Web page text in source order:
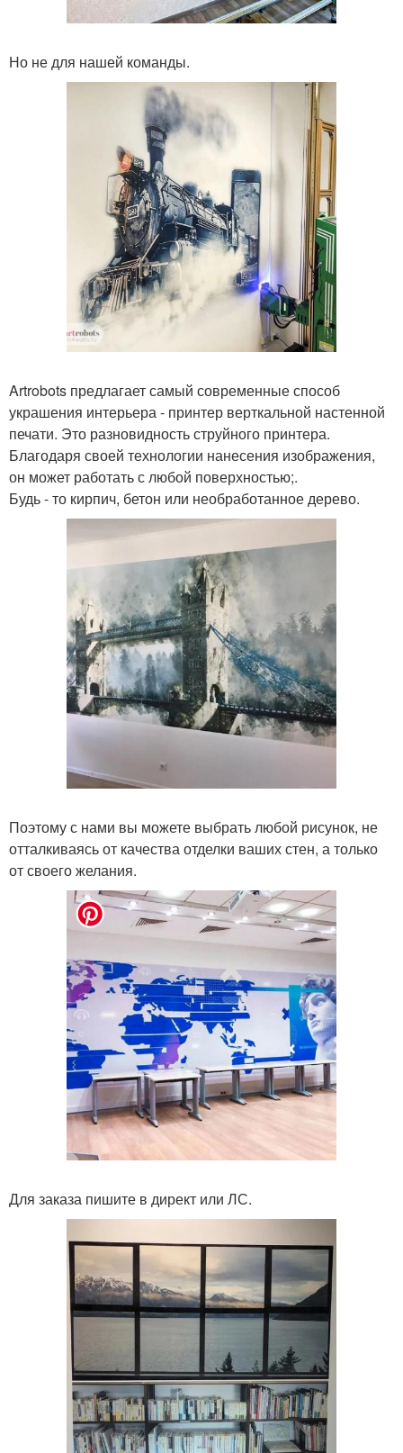
Но не для нашей команды.
Artrobots предлагает самый современные способ
украшения интерьера - принтер верткальной настенной
печати. Это разновидность струйного принтера.
Благодаря своей технологии нанесения изображения,
он может работать с любой поверхностью;.
Будь - то кирпич, бетон или необработанное дерево.
Поэтому с нами вы можете выбрать любой рисунок, не
отталкиваясь от качества отделки ваших стен, а только
от своего желания.
Для заказа пишите в директ или ЛС.